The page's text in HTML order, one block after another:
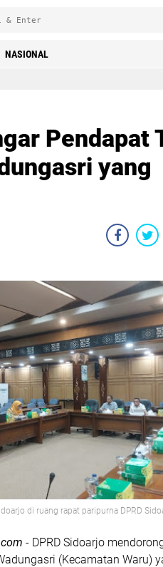
NASIONAL
Pendapat
yang
di ruang rapat paripurna DPRD
- DPRD Sidoarjo
(Kecamatan Waru)